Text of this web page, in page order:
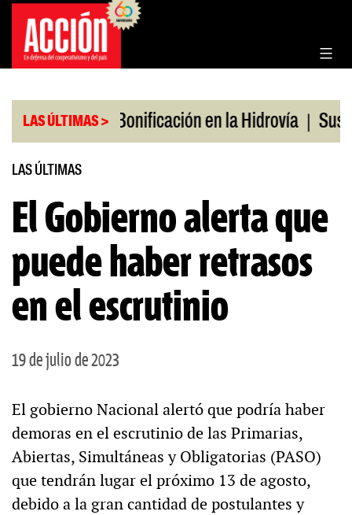
Saltar
contenido
LAS ÚLTIMAS >
en julio | Bonificación en la Hidrovía |
LAS ÚLTIMAS
El Gobierno alerta que
puede haber retrasos
en el escrutinio
19 de julio de 2023
El gobierno Nacional alertó que podría haber
demoras en el escrutinio de las Primarias,
Abiertas, Simultáneas y Obligatorias (PASO)
que tendrán lugar el próximo 13 de agosto,
debido a la gran cantidad de postulantes y